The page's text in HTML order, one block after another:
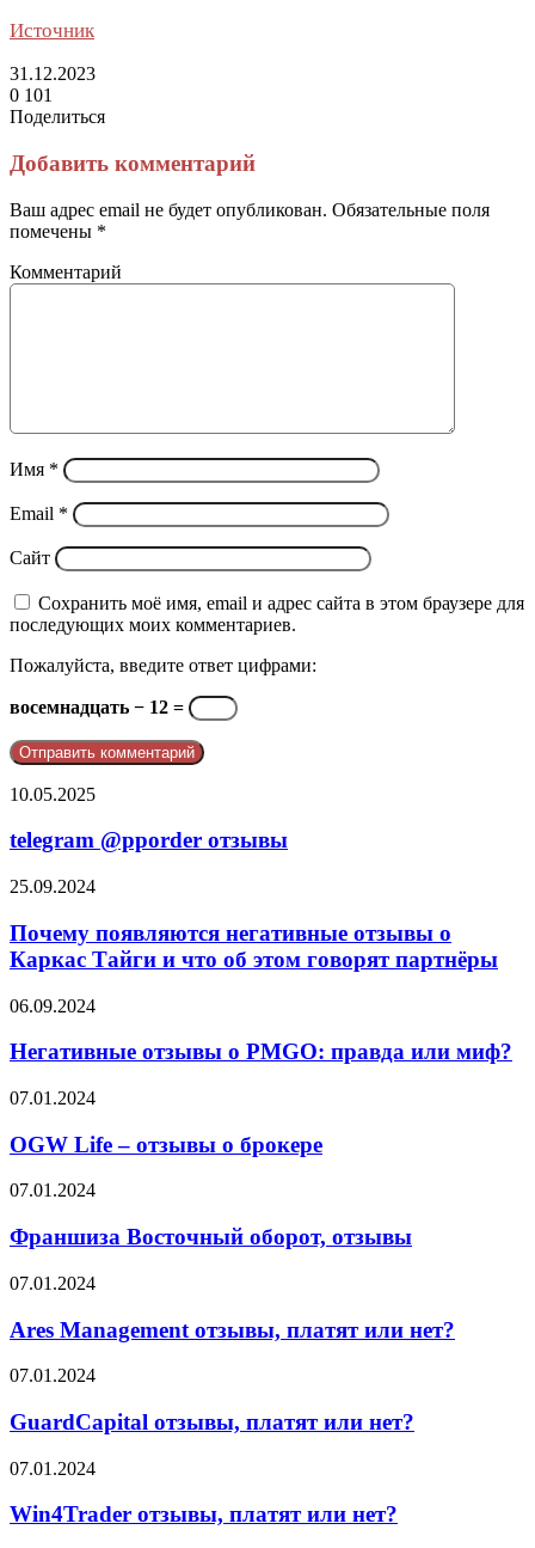
Источник
31.12.2023
0 101
Поделиться
через
электронную
почту
Добавить комментарий
Ваш адрес email не будет опубликован. Обязательные поля
помечены *
Комментарий
Имя *
Email *
Сайт
Сохранить моё имя, email и адрес сайта в этом браузере для
последующих моих комментариев.
Пожалуйста, введите ответ цифрами:
восемнадцать − 12 =
telegram
отзывы
10.05.2025
telegram @pporder отзывы
Почему
негативные
отзывы
о
Тайги
что
этом
партнёры
25.09.2024
Почему появляются негативные отзывы о
Каркас Тайги и что об этом говорят партнёры
Негативные
о
правда
миф?
06.09.2024
Негативные отзывы о PMGO: правда или миф?
OGW
–
отзывы
о
07.01.2024
OGW Life – отзывы о брокере
Франшиза
оборот,
отзывы
07.01.2024
Франшиза Восточный оборот, отзывы
Ares
отзывы,
платят
или
07.01.2024
Ares Management отзывы, платят или нет?
GuardCapital
платят
или
нет?
07.01.2024
GuardCapital отзывы, платят или нет?
Win4Trader
платят
07.01.2024
Win4Trader отзывы, платят или нет?